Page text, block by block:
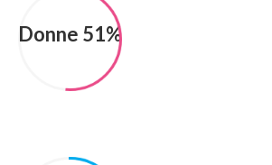
Donne 51%